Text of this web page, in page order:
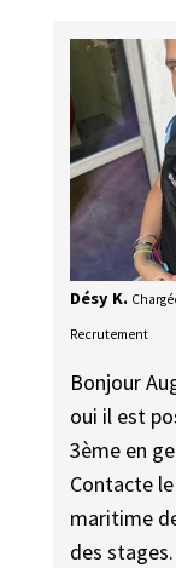
Désy K.
Recrutement
Bonjour
oui il est
3ème en
Contacte
maritime
des stages.